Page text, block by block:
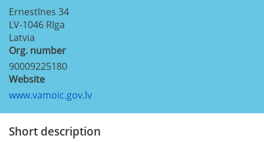
Ernestīnes 34
LV-1046 Rīga
Latvia
Org. number
90009225180
Website
www.vamoic.gov.lv
Short description